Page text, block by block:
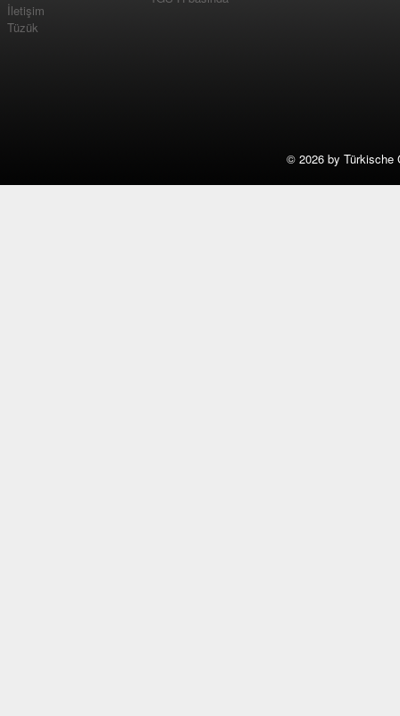
İletişim
Tüzük
© 2026 by Türkische